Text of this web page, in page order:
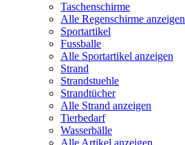
Taschenschirme
Alle Regenschirme anzeigen
Sportartikel
Fussballe
Alle Sportartikel anzeigen
Strand
Strandstuehle
Strandtücher
Alle Strand anzeigen
Tierbedarf
Wasserbälle
Alle Artikel anzeigen